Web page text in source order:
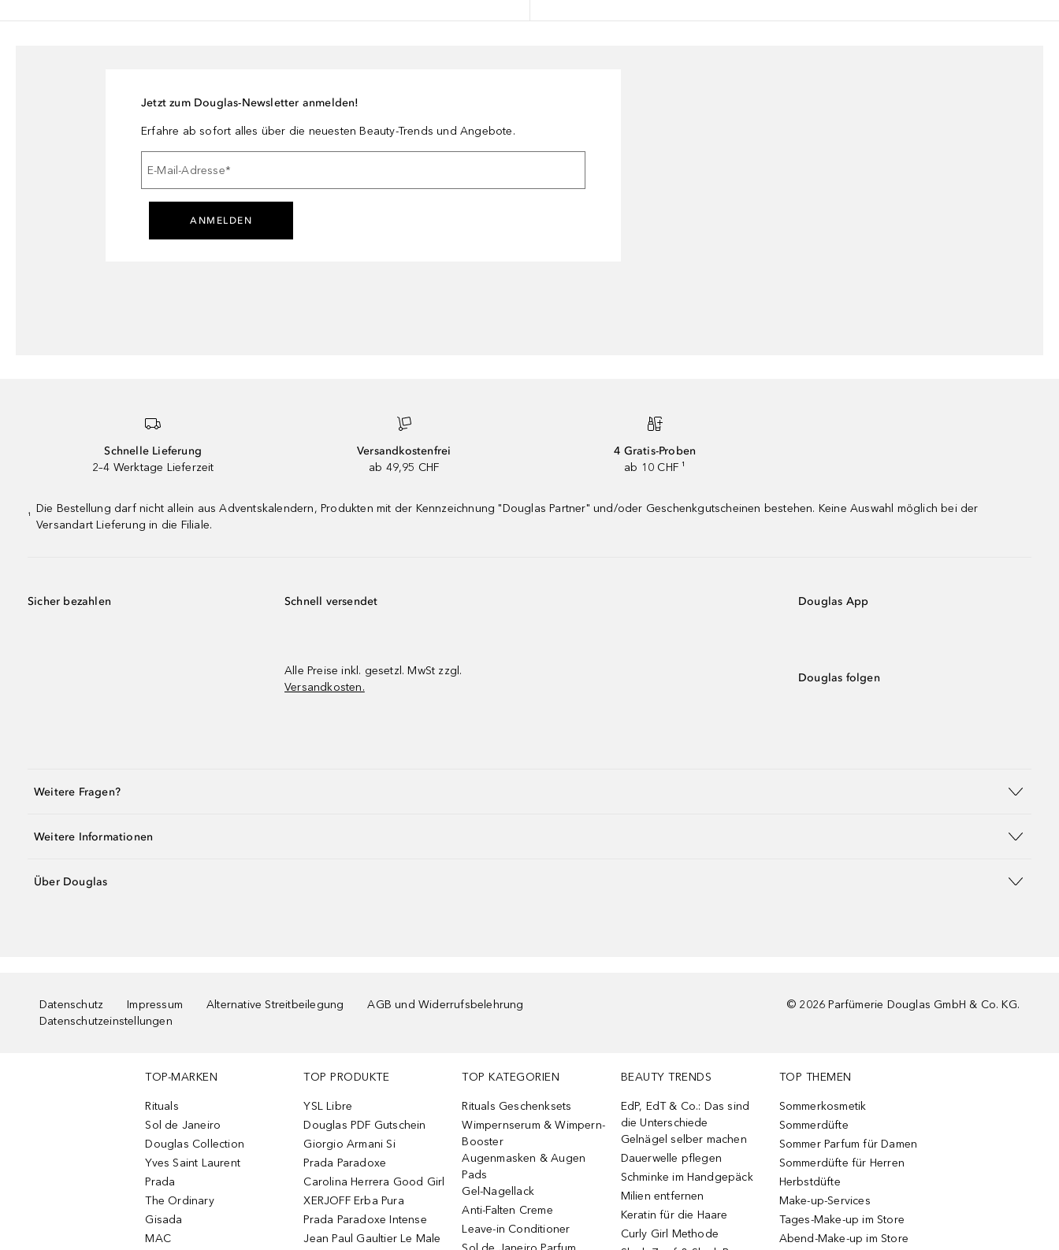
Jetzt zum Douglas-Newsletter anmelden!
Erfahre ab sofort alles über die neuesten Beauty-Trends und Angebote.
E-Mail-Adresse*
ANMELDEN
Schnelle Lieferung
2–4 Werktage Lieferzeit
Versandkostenfrei
ab 49,95 CHF
4 Gratis-Proben
ab 10 CHF ¹
¹
Die Bestellung darf nicht allein aus Adventskalendern, Produkten mit der Kennzeichnung "Douglas Partner" und/oder Geschenkgutscheinen bestehen. Keine Auswahl möglich bei der
Versandart Lieferung in die Filiale.
Sicher bezahlen Schnell versendet
Alle Preise inkl. gesetzl. MwSt zzgl.
Versandkosten.
Douglas App
Douglas folgen
Weitere Fragen?
Weitere Informationen
Über Douglas
Datenschutz Impressum Alternative Streitbeilegung
AGB und Widerrufsbelehrung
Datenschutzeinstellungen
© 2026 Parfümerie Douglas GmbH & Co. KG.
TOP-MARKEN
Rituals
Sol de Janeiro
Douglas Collection
Yves Saint Laurent
Prada
The Ordinary
Gisada
MAC
TOP PRODUKTE
YSL Libre
Douglas PDF Gutschein
Giorgio Armani Si
Prada Paradoxe
Carolina Herrera Good Girl
XERJOFF Erba Pura
Prada Paradoxe Intense
Jean Paul Gaultier Le Male
TOP KATEGORIEN
Rituals Geschenksets
Wimpernserum & Wimpern-
Booster
Augenmasken & Augen
Pads
Gel-Nagellack
Anti-Falten Creme
Leave-in Conditioner
BEAUTY TRENDS
EdP, EdT & Co.: Das sind
die Unterschiede
Gelnägel selber machen
Dauerwelle pflegen
Schminke im Handgepäck
Milien entfernen
Keratin für die Haare
Curly Girl Methode
TOP THEMEN
Sommerkosmetik
Sommerdüfte
Sommer Parfum für Damen
Sommerdüfte für Herren
Herbstdüfte
Make-up-Services
Tages-Make-up im Store
Abend-Make-up im Store